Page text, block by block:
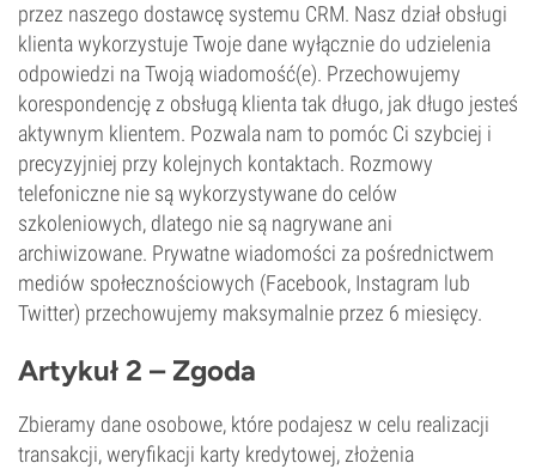
przez naszego dostawcę systemu CRM. Nasz dział obsługi
klienta wykorzystuje Twoje dane wyłącznie do udzielenia
odpowiedzi na Twoją wiadomość(e). Przechowujemy
korespondencję z obsługą klienta tak długo, jak długo jesteś
aktywnym klientem. Pozwala nam to pomóc Ci szybciej i
precyzyjniej przy kolejnych kontaktach. Rozmowy
telefoniczne nie są wykorzystywane do celów
szkoleniowych, dlatego nie są nagrywane ani
archiwizowane. Prywatne wiadomości za pośrednictwem
mediów społecznościowych (Facebook, Instagram lub
Twitter) przechowujemy maksymalnie przez 6 miesięcy.
Artykuł 2 – Zgoda
Zbieramy dane osobowe, które podajesz w celu realizacji
transakcji, weryfikacji karty kredytowej, złożenia